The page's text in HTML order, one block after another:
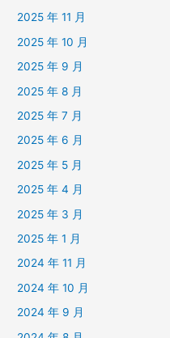
2025 年 11 月
2025 年 10 月
2025 年 9 月
2025 年 8 月
2025 年 7 月
2025 年 6 月
2025 年 5 月
2025 年 4 月
2025 年 3 月
2025 年 1 月
2024 年 11 月
2024 年 10 月
2024 年 9 月